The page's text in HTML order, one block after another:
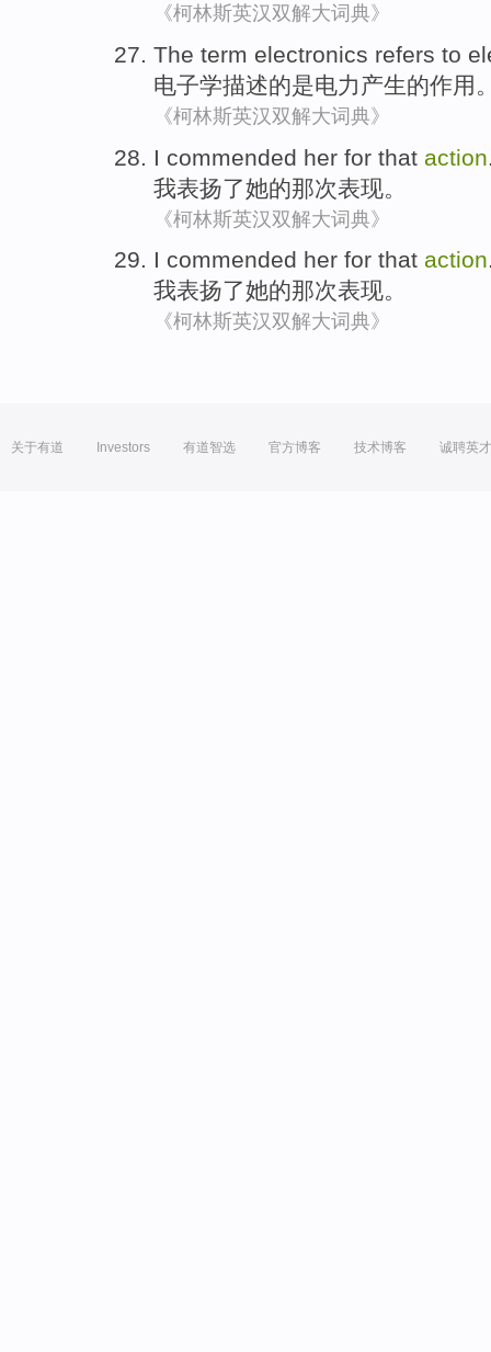
《柯林斯英汉双解大词典》
The term electronics refers to
电子学描述的是电力产生的作用
《柯林斯英汉双解大词典》
I commended her for that action
我表扬了她的那次表现。
《柯林斯英汉双解大词典》
I commended her for that action
我表扬了她的那次表现。
《柯林斯英汉双解大词典》
关于有道 Investors 有道智选 官方博客 技术博客 诚聘英才